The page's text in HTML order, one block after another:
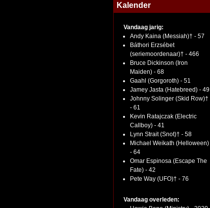
Kalender
Vandaag jarig:
Andy Kaina (Messiah)† - 57
Báthori Erzsébet
(seriemoordenaar)† - 466
Bruce Dickinson (Iron
Maiden) - 68
Gaahl (Gorgoroth) - 51
Jamey Jasta (Hatebreed) - 49
Johnny Solinger (Skid Row)†
- 61
Kevin Ratajczak (Electric
Callboy) - 41
Lynn Strait (Snot)† - 58
Michael Weikath (Helloween)
- 64
Omar Espinosa (Escape The
Fate) - 42
Pete Way (UFO)† - 76
Vandaag overleden: